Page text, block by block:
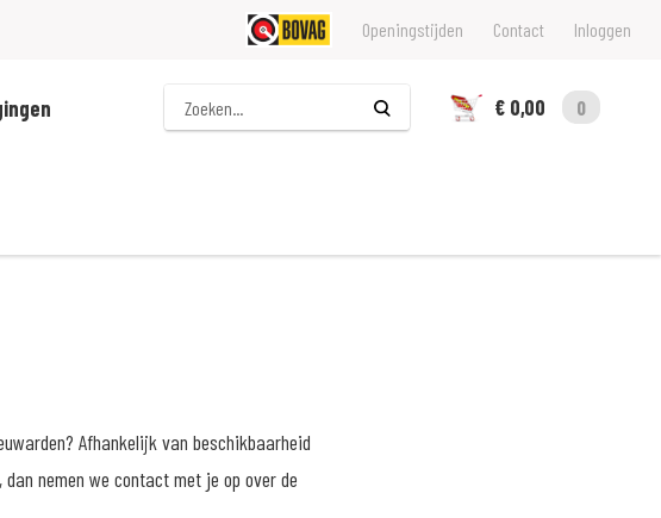
Openingstijden Contact Inloggen
Zoeken
€ 0,00
0
Afhankelijk van beschikbaarheid
nemen we contact met je op over de